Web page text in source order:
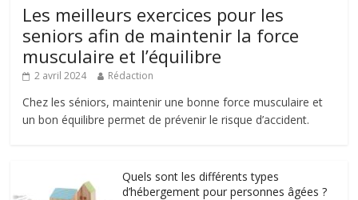
Les meilleurs exercices pour les
seniors afin de maintenir la force
musculaire et l’équilibre
2 avril 2024 Rédaction
Chez les séniors, maintenir une bonne force musculaire et
un bon équilibre permet de prévenir le risque d’accident.
Quels sont les différents types
d’hébergement pour personnes âgées ?